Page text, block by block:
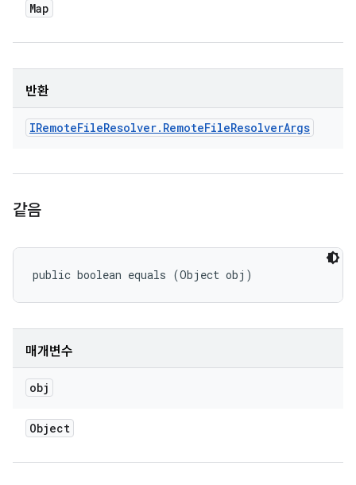
Map
반환
IRemoteFileResolver. RemoteFileResolverArgs
같음
public boolean equals (Object obj)
매개변수
obj
Object